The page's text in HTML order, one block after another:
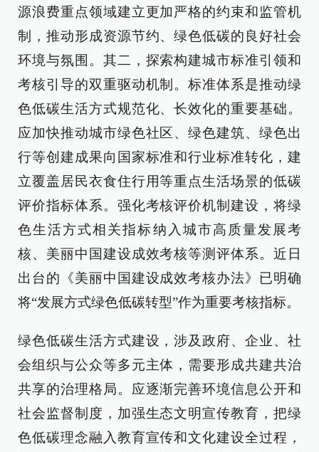
源浪费重点领域建立更加严格的约束和监管机
制，推动形成资源节约、绿色低碳的良好社会
环境与氛围。其二，探索构建城市标准引领和
考核引导的双重驱动机制。标准体系是推动绿
色低碳生活方式规范化、长效化的重要基础。
应加快推动城市绿色社区、绿色建筑、绿色出
行等创建成果向国家标准和行业标准转化，建
立覆盖居民衣食住行用等重点生活场景的低碳
评价指标体系。强化考核评价机制建设，将绿
色生活方式相关指标纳入城市高质量发展考
核、美丽中国建设成效考核等测评体系。近日
出台的《美丽中国建设成效考核办法》已明确
将“发展方式绿色低碳转型”作为重要考核指标。
绿色低碳生活方式建设，涉及政府、企业、社
会组织与公众等多元主体，需要形成共建共治
共享的治理格局。应逐渐完善环境信息公开和
社会监督制度，加强生态文明宣传教育，把绿
色低碳理念融入教育宣传和文化建设全过程，